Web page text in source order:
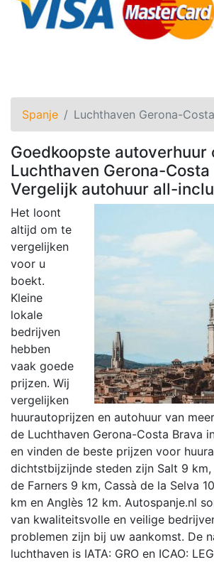
Spanje Luchthaven Gerona-
Goedkoopste autoverhuur
Luchthaven Gerona-
Vergelijk autohuur all-
Het loont
altijd om te
vergelijken
voor u
boekt.
Kleine
lokale
bedrijven
hebben
vaak goede
prijzen. Wij
vergelijken
huurautoprijzen en autohuur van
de Luchthaven Gerona-Costa Brava
en vinden de beste prijzen voor
dichtstbijzijnde steden zijn Salt 9 km,
de Farners 9 km, Cassà de la Selva
km en Anglès 12 km. Autospanje.nl
van kwaliteitsvolle en veilige
problemen zijn bij uw aankomst. De
luchthaven is IATA: GRO en ICAO: